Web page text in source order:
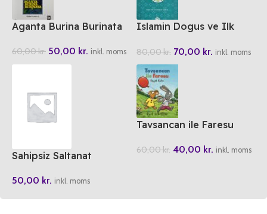
Aganta Burina Burinata
60,00kr. 50,00 kr. inkl. moms
Islamin Dogus ve Ilk
Acidan Tahlil
80,00kr. 70,00 kr. inkl. moms
Sahipsiz Saltanat
50,00 kr. inkl. moms
Tavsancan ile Faresu
60,00kr. 40,00 kr. inkl. moms